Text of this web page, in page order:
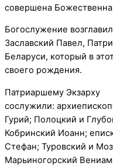
совершена
Богослужение
Заславский Павел,
Беларуси, который в
своего рождения.
Патриаршему Экзарху
сослужили:
Гурий; Полоцкий и
Кобринский Иоанн;
Стефан; Туровский и
Марьиногорский